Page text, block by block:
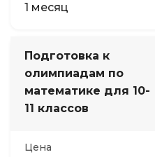
1 месяц
Подготовка к
олимпиадам по
математике для 10-
11 классов
Цена